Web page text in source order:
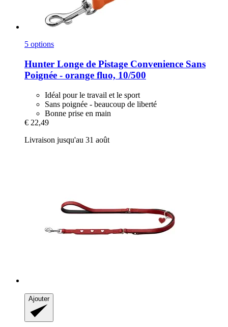
5 options
Hunter Longe de Pistage Convenience Sans
Poignée -​ orange fluo, 10/500
Idéal pour le travail et le sport
Sans poignée - beaucoup de liberté
Bonne prise en main
€ 22,49
Livraison jusqu'au 31 août
Ajouter